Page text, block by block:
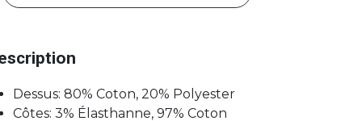
Dessus: 80% Coton, 20% Polyester
Côtes: 3% Élasthanne, 97% Coton